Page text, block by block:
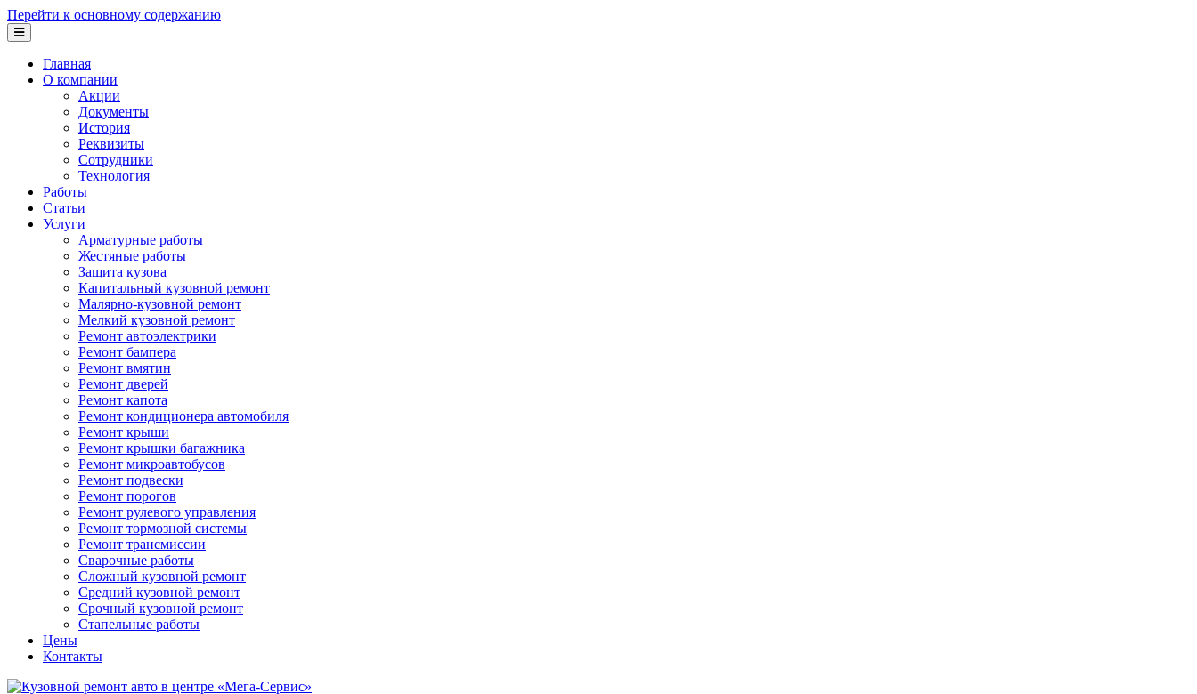
Перейти к основному содержанию
Главная
О компании
Акции
Документы
История
Реквизиты
Сотрудники
Технология
Работы
Статьи
Услуги
Арматурные работы
Жестяные работы
Защита кузова
Капитальный кузовной ремонт
Малярно-кузовной ремонт
Мелкий кузовной ремонт
Ремонт автоэлектрики
Ремонт бампера
Ремонт вмятин
Ремонт дверей
Ремонт капота
Ремонт кондиционера автомобиля
Ремонт крыши
Ремонт крышки багажника
Ремонт микроавтобусов
Ремонт подвески
Ремонт порогов
Ремонт рулевого управления
Ремонт тормозной системы
Ремонт трансмиссии
Сварочные работы
Сложный кузовной ремонт
Средний кузовной ремонт
Срочный кузовной ремонт
Стапельные работы
Цены
Контакты